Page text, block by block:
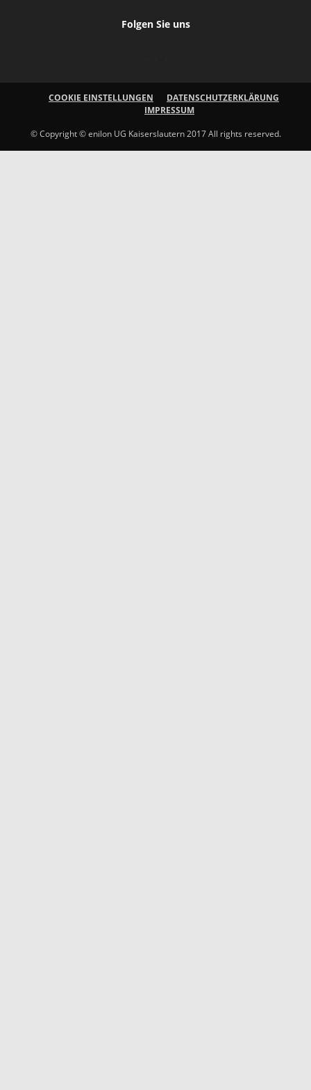
Folgen Sie uns
COOKIE EINSTELLUNGEN
DATENSCHUTZERKLÄRUNG
IMPRESSUM
© Copyright © enilon UG Kaiserslautern 2017 All rights reserved.